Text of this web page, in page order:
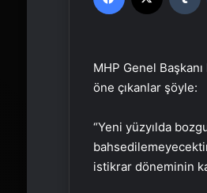
MHP Genel
öne çıkanlar şöyle:
“Yeni yüzyılda
istikrar döneminin